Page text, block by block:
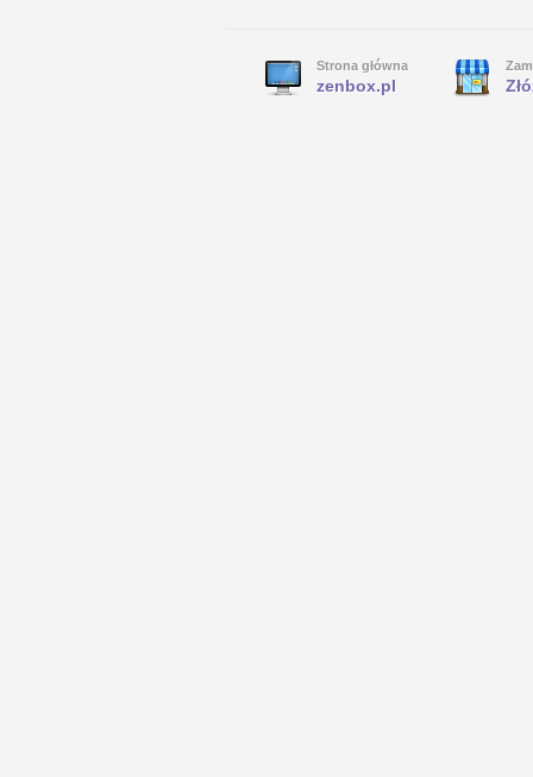
Strona główna
zenbox.pl